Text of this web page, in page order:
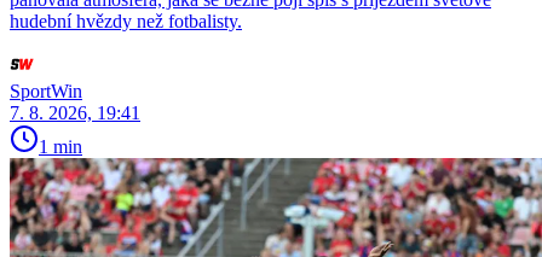
hudební hvězdy než fotbalisty.
SportWin
7. 8. 2026, 19:41
1 min